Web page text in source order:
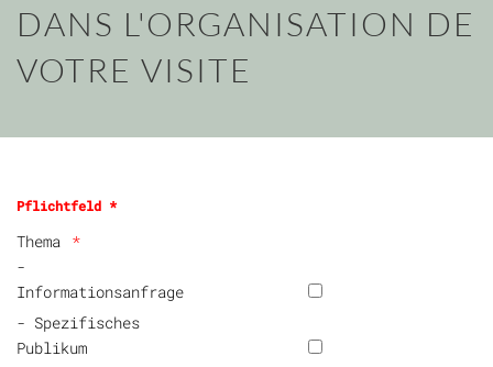
DANS L'ORGANISATION DE
VOTRE VISITE
Pflichtfeld *
Thema
-
Informationsanfrage
- Spezifisches
Publikum